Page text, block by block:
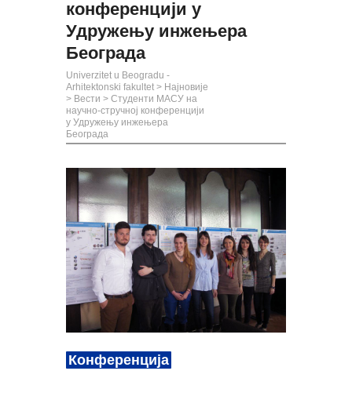
конференцији у
Удружењу инжењера
Београда
Univerzitet u Beogradu -
Arhitektonski fakultet > Најновије
> Вести > Студенти МАСУ на
научно-стручној конференцији
у Удружењу инжењера
Београда
Конференција